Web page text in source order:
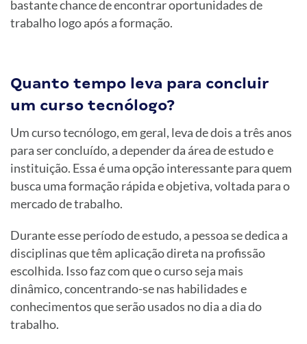
bastante chance de encontrar oportunidades de
trabalho logo após a formação.
Quanto tempo leva para concluir
um curso tecnólogo?
Um curso tecnólogo, em geral, leva de dois a três anos
para ser concluído, a depender da área de estudo e
instituição. Essa é uma opção interessante para quem
busca uma formação rápida e objetiva, voltada para o
mercado de trabalho.
Durante esse período de estudo, a pessoa se dedica a
disciplinas que têm aplicação direta na profissão
escolhida. Isso faz com que o curso seja mais
dinâmico, concentrando-se nas habilidades e
conhecimentos que serão usados no dia a dia do
trabalho.